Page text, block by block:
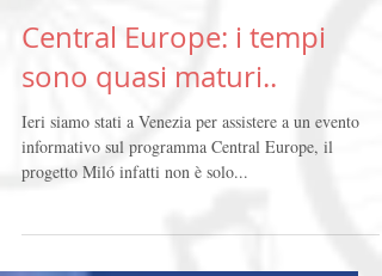
Central Europe: i tempi
sono quasi maturi..
Ieri siamo stati a Venezia per assistere a un evento
informativo sul programma Central Europe, il